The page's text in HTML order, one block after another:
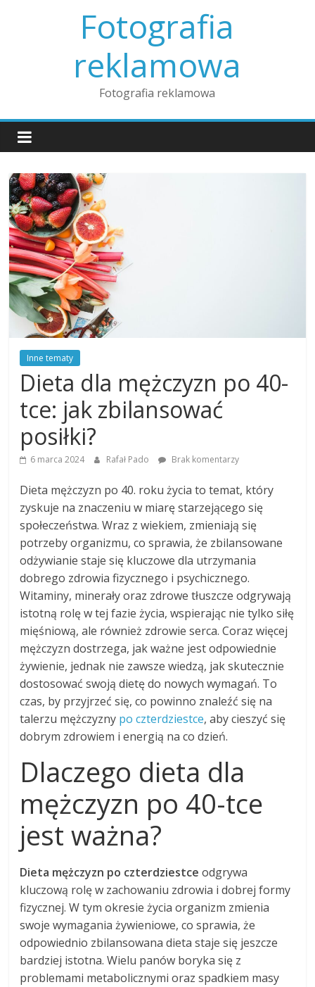
Fotografia
reklamowa
Fotografia reklamowa
Inne tematy
Dieta dla mężczyzn po 40-
tce: jak zbilansować
posiłki?
6 marca 2024 Rafał Pado Brak komentarzy
Dieta mężczyzn po 40. roku życia to temat, który
zyskuje na znaczeniu w miarę starzejącego się
społeczeństwa. Wraz z wiekiem, zmieniają się
potrzeby organizmu, co sprawia, że zbilansowane
odżywianie staje się kluczowe dla utrzymania
dobrego zdrowia fizycznego i psychicznego.
Witaminy, minerały oraz zdrowe tłuszcze odgrywają
istotną rolę w tej fazie życia, wspierając nie tylko siłę
mięśniową, ale również zdrowie serca. Coraz więcej
mężczyzn dostrzega, jak ważne jest odpowiednie
żywienie, jednak nie zawsze wiedzą, jak skutecznie
dostosować swoją dietę do nowych wymagań. To
czas, by przyjrzeć się, co powinno znaleźć się na
talerzu mężczyzny po czterdziestce, aby cieszyć się
dobrym zdrowiem i energią na co dzień.
Dlaczego dieta dla
mężczyzn po 40-tce
jest ważna?
Dieta mężczyzn po czterdziestce odgrywa
kluczową rolę w zachowaniu zdrowia i dobrej formy
fizycznej. W tym okresie życia organizm zmienia
swoje wymagania żywieniowe, co sprawia, że
odpowiednio zbilansowana dieta staje się jeszcze
bardziej istotna. Wielu panów boryka się z
problemami metabolicznymi oraz spadkiem masy